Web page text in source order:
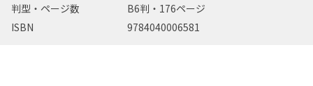
判型・ページ数
B6判・176ページ
ISBN
9784040006581